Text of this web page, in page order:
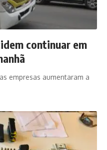
continuar em
empresas aumentaram a